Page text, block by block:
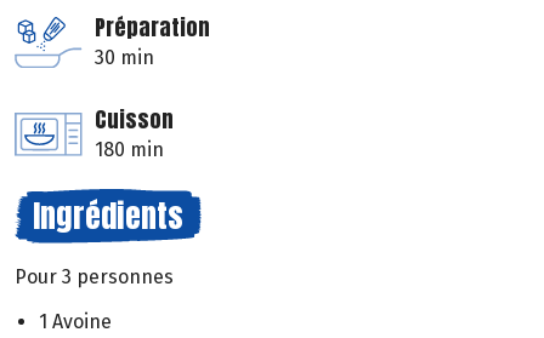
Préparation
30 min
Cuisson
180 min
Ingrédients
Pour 3 personnes
1 Avoine